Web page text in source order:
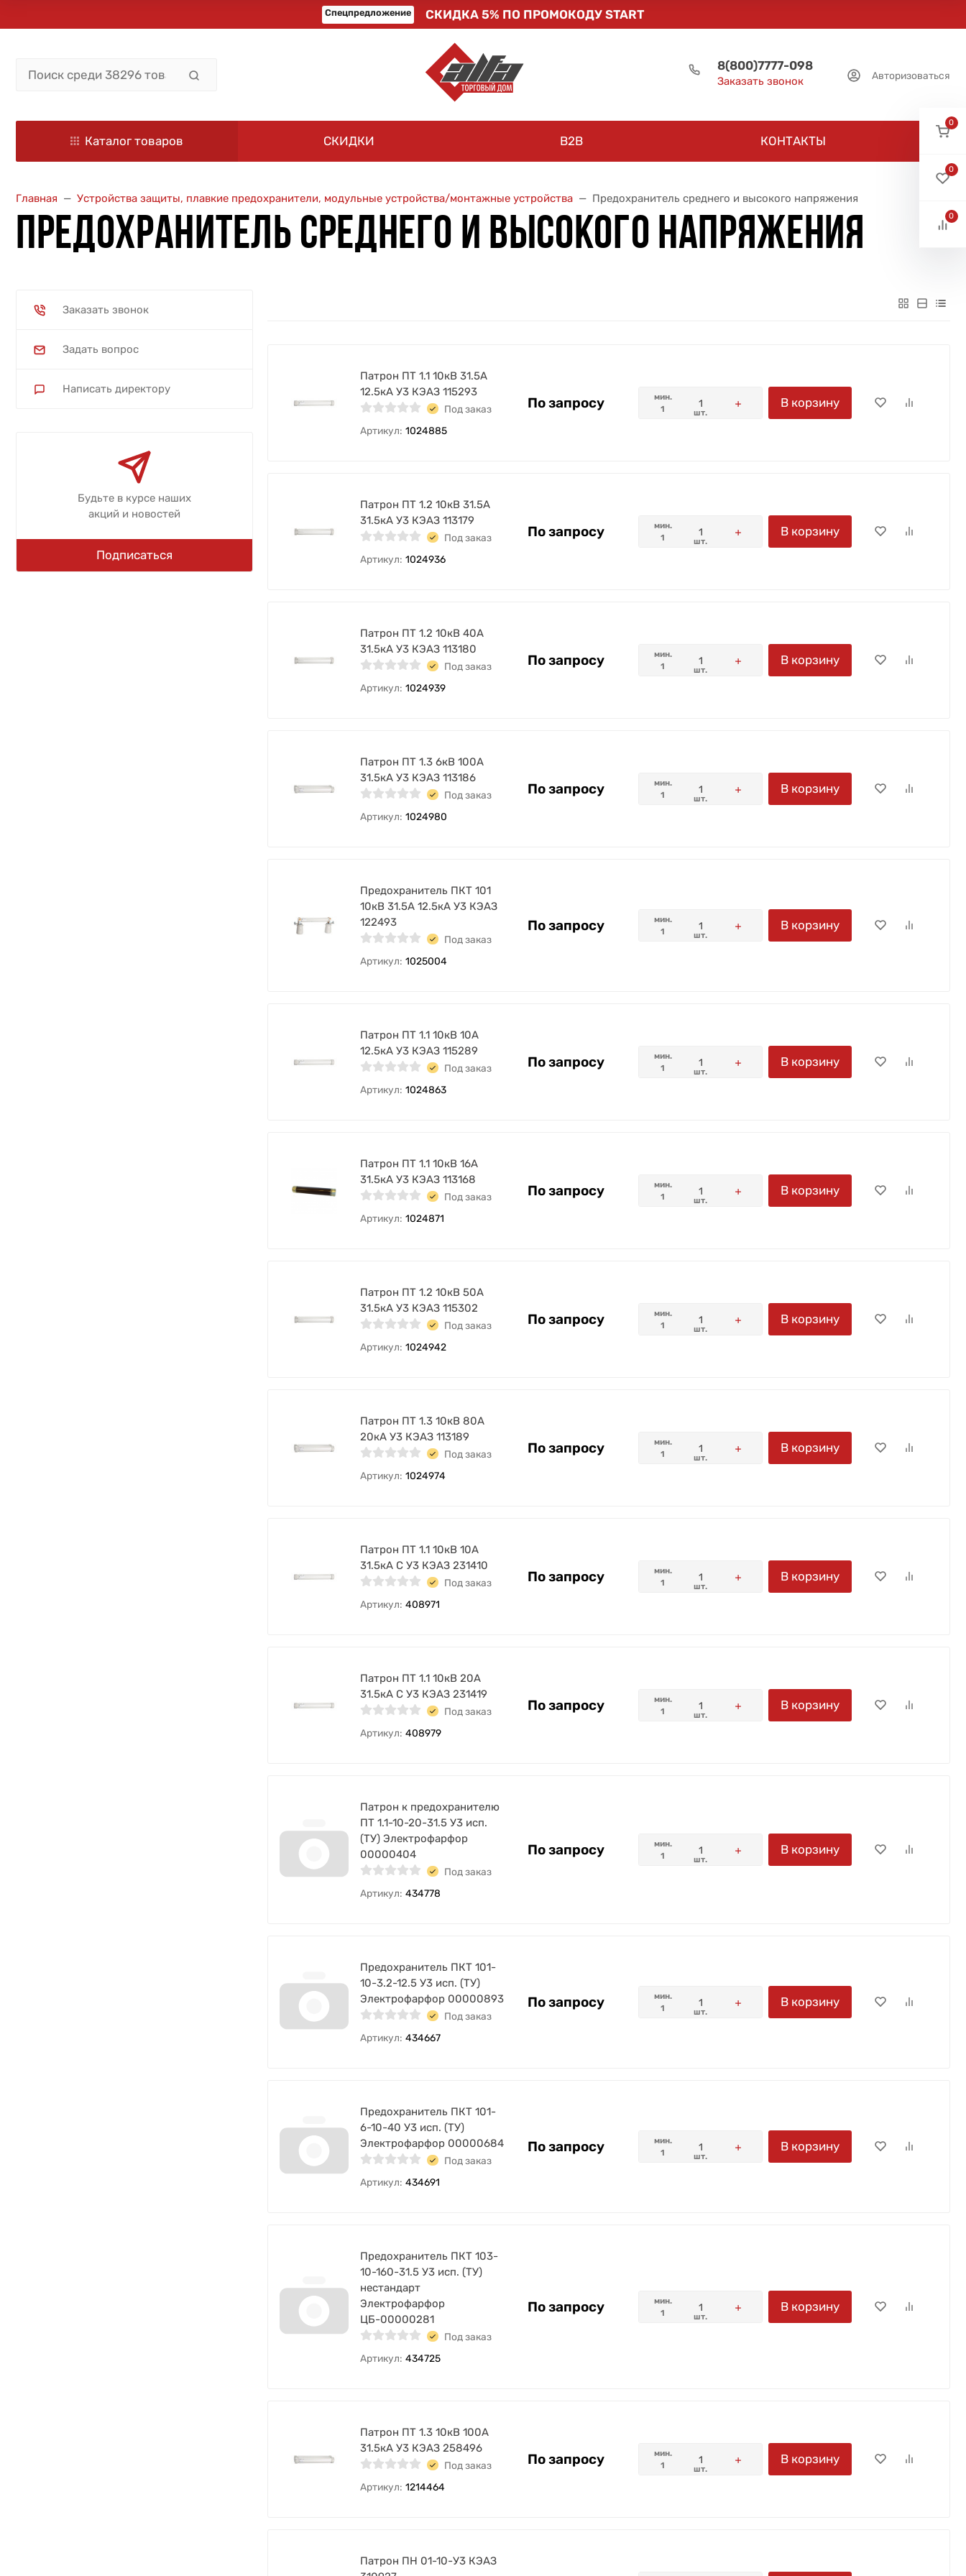
Спецпредложение СКИДКА 5% ПО ПРОМОКОДУ START
8(800)7777-098
Заказать звонок Авторизоваться
Каталог товаров СКИДКИ B2B КОНТАКТЫ
Главная Устройства защиты, плавкие предохранители, модульные устройства/монтажные устройства Предохранитель среднего и высокого напряжения
ПРЕДОХРАНИТЕЛЬ СРЕДНЕГО И ВЫСОКОГО НАПРЯЖЕНИЯ
Заказать звонок
Задать вопрос
Написать директору
Будьте в курсе наших
акций и новостей
Подписаться
Патрон ПТ 1.1 10кВ 31.5А
12.5кА У3 КЭАЗ 115293
Под заказ
Артикул: 1024885
По запросу
мин.
1
шт.
В корзину
Патрон ПТ 1.2 10кВ 31.5А
31.5кА У3 КЭАЗ 113179
Под заказ
Артикул: 1024936
По запросу
мин.
1
шт.
В корзину
Патрон ПТ 1.2 10кВ 40А
31.5кА У3 КЭАЗ 113180
Под заказ
Артикул: 1024939
По запросу
мин.
1
шт.
В корзину
Патрон ПТ 1.3 6кВ 100А
31.5кА У3 КЭАЗ 113186
Под заказ
Артикул: 1024980
По запросу
мин.
1
шт.
В корзину
Предохранитель ПКТ 101
10кВ 31.5А 12.5кА У3 КЭАЗ
122493
Под заказ
Артикул: 1025004
По запросу
мин.
1
шт.
В корзину
Патрон ПТ 1.1 10кВ 10А
12.5кА У3 КЭАЗ 115289
Под заказ
Артикул: 1024863
По запросу
мин.
1
шт.
В корзину
Патрон ПТ 1.1 10кВ 16А
31.5кА У3 КЭАЗ 113168
Под заказ
Артикул: 1024871
По запросу
мин.
1
шт.
В корзину
Патрон ПТ 1.2 10кВ 50А
31.5кА У3 КЭАЗ 115302
Под заказ
Артикул: 1024942
По запросу
мин.
1
шт.
В корзину
Патрон ПТ 1.3 10кВ 80А
20кА У3 КЭАЗ 113189
Под заказ
Артикул: 1024974
По запросу
мин.
1
шт.
В корзину
Патрон ПТ 1.1 10кВ 10А
31.5кА С У3 КЭАЗ 231410
Под заказ
Артикул: 408971
По запросу
мин.
1
шт.
В корзину
Патрон ПТ 1.1 10кВ 20А
31.5кА С У3 КЭАЗ 231419
Под заказ
Артикул: 408979
По запросу
мин.
1
шт.
В корзину
Патрон к предохранителю
ПТ 1.1-10-20-31.5 У3 исп.
(ТУ) Электрофарфор
00000404
Под заказ
Артикул: 434778
По запросу
мин.
1
шт.
В корзину
Предохранитель ПКТ 101-
10-3.2-12.5 У3 исп. (ТУ)
Электрофарфор 00000893
Под заказ
Артикул: 434667
По запросу
мин.
1
шт.
В корзину
Предохранитель ПКТ 101-
6-10-40 У3 исп. (ТУ)
Электрофарфор 00000684
Под заказ
Артикул: 434691
По запросу
мин.
1
шт.
В корзину
Предохранитель ПКТ 103-
10-160-31.5 У3 исп. (ТУ)
нестандарт
Электрофарфор
ЦБ-00000281
Под заказ
Артикул: 434725
По запросу
мин.
1
шт.
В корзину
Патрон ПТ 1.3 10кВ 100А
31.5кА У3 КЭАЗ 258496
Под заказ
Артикул: 1214464
По запросу
мин.
1
шт.
В корзину
Патрон ПН 01-10-У3 КЭАЗ
0
0
0